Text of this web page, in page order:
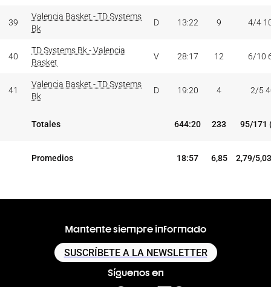
39
Valencia Basket - TD Systems
Bk
D 13:22 9 4/4
40
TD Systems Bk - Valencia
Basket
V 28:17 12 6/10
41
Valencia Basket - TD Systems
Bk
D 19:20 4 2/5
Totales 644:20 233 95/171
Promedios 18:57 6,85 2,79/
Mantente siempre informado
SUSCRÍBETE A LA NEWSLETTER
Síguenos en